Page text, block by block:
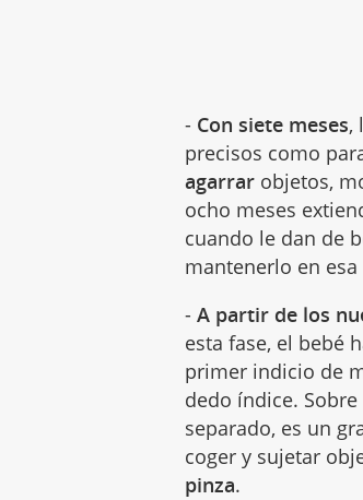
- Consiete meses,
precisos como
agarrar objetos,
ocho meses
cuando le dan de
mantenerlo en
-A partir de los
esta fase, el bebé
primer indicio de
dedo índice. Sobre
separado, es un
coger y sujetar
pinza.